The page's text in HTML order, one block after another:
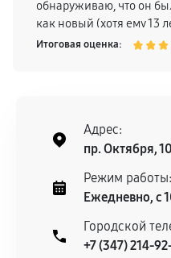
обнаруживаю, что он
как новый (хотя ему 13
сервиса и рекомендую!
Итоговая оценка:
Адрес:
пр. Октября,
Режим работы:
Ежедневно, с
Городской
+7 (347) 214-